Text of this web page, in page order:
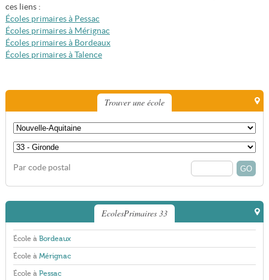
ces liens :
Écoles primaires à Pessac
Écoles primaires à Mérignac
Écoles primaires à Bordeaux
Écoles primaires à Talence
Trouver une école
Par code postal
EcolesPrimaires 33
École à Bordeaux
École à Mérignac
École à Pessac